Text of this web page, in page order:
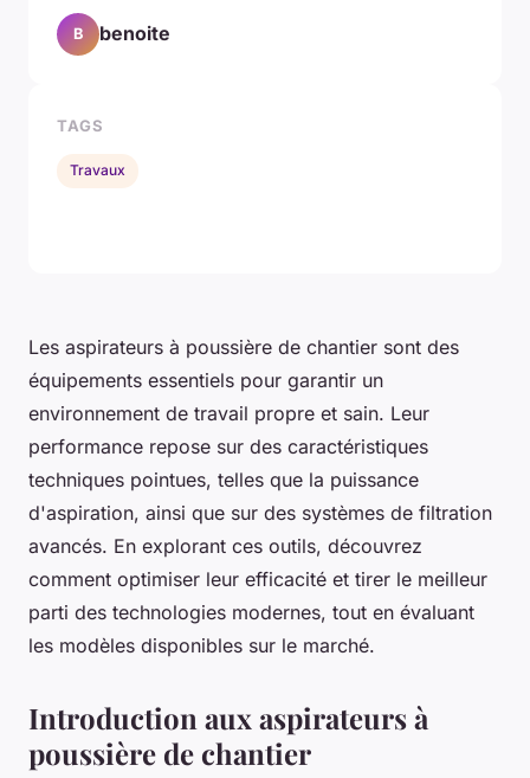
Les aspirateurs à poussière de chantier sont des
équipements essentiels pour garantir un
environnement de travail propre et sain. Leur
performance repose sur des caractéristiques
techniques pointues, telles que la puissance
d'aspiration, ainsi que sur des systèmes de filtration
avancés. En explorant ces outils, découvrez
comment optimiser leur efficacité et tirer le meilleur
parti des technologies modernes, tout en évaluant
les modèles disponibles sur le marché.
Introduction aux aspirateurs à
poussière de chantier
B benoite
TAGS
Travaux